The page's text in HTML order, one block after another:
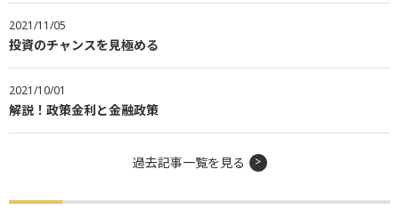
2021/11/05
投資のチャンスを見極める
2021/10/01
解説！政策金利と金融政策
過去記事一覧を見る